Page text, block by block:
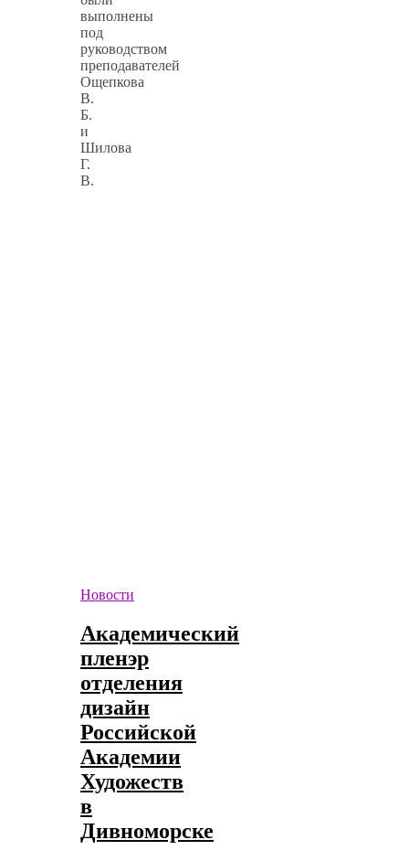
выполнены
под
руководством
преподавателей
Ощепкова
В.
Б.
и
Шилова
Г.
В.
Новости
Академический
пленэр
отделения
дизайн
Российской
Академии
Художеств
в
Дивноморске